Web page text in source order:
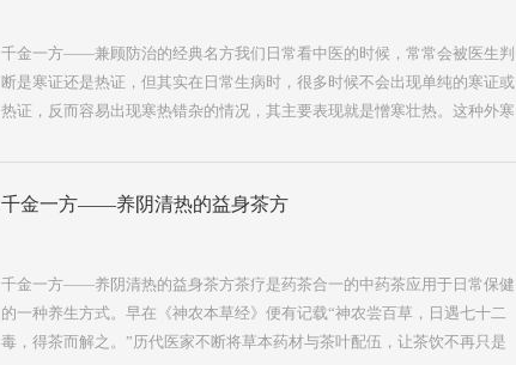
湿、燥湿化中焦湿、渗湿利下焦湿的“治湿三法”，最后实现了“发汗不耗
气、祛湿不伤脾”的效果。无论是空调温度过低，还是过量食用寒凉食物等
多种夏季受寒情况，都可以冲泡香薷饮调理。【香薷饮】（《太平惠民和
千金一方——兼顾防治的经典名方我们日常看中医的时候，常常会被医生判
断是寒证还是热证，但其实在日常生病时，很多时候不会出现单纯的寒证或
热证，反而容易出现寒热错杂的情况，其主要表现就是憎寒壮热。这种外寒
题。针对这类寒热错杂的病症，今天就为大家介绍一个无病可防、有病可治
的经典方子——防风通圣丸。中医讲“有病没病，防风通圣”，正是对防风通
又有补气养血的药物，全方药味虽然驳杂，但汗、下、清、利四法具备，上
中下三焦并治。因此它外可祛入侵人体的邪气，内能激发人体生命功能，达
到扶正祛邪的目的。《时病论》中曾记载：“（防风通圣散）主治甚...
千金一方——养阴清热的益身茶方
千金一方——养阴清热的益身茶方茶疗是药茶合一的中药茶应用于日常保健
的一种养生方式。早在《神农本草经》便有记载“神农尝百草，日遇七十二
毒，得茶而解之。”历代医家不断将草本药材与茶叶配伍，让茶饮不再只是